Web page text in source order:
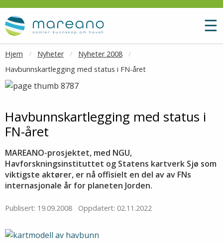
Gå til hovedinnhold
☰
Hjem Nyheter
Nyheter 2008
Havbunnskartlegging med status i FN-året
Havbunnskartlegging med status i
FN-året
MAREANO-prosjektet, med NGU,
Havforskningsinstituttet og Statens kartverk Sjø som
viktigste aktører, er nå offisielt en del av av FNs
internasjonale år for planeten Jorden.
Publisert: 19.09.2008 Oppdatert: 02.11.2022